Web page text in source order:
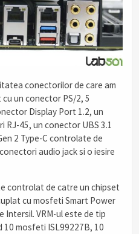
conectorilor de care am
un conector PS/2, 5
Display Port 1.2, un
RJ-45, un conector UBS 3.1
2 Type-C controlate de
audio jack si o iesire
controlat de catre un chipset
cu mosfeti Smart Power
Intersil. VRM-ul este de tip
mosfeti ISL99227B, 10